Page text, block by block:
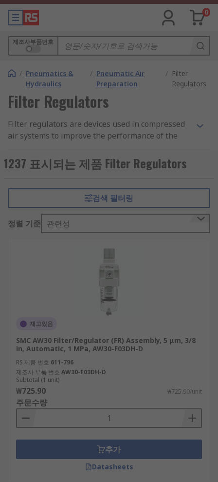
0
제조사부품번호
/ Pneumatics &
Hydraulics
/ Pneumatic Air
Preparation
/ Filter
Regulators
Filter Regulators
Filter regulators are devices used in compressed
air systems to improve the performance of the
functionalities of a filter and a regulator.
Pneumatic filter regulators are used in most
systems. Pneumatic filters and regulators can
also be purchased as separate units. Filter
regulator assemblies are in one unit which is
ideal for saving space while simplifying piping
regulators, control the flow of the air. The
control the output pressure which allows
you to maintain a constant air pressure.
They also ensure that air is not wasted in
the system.
Pneumatic Filtersremove contaminant
from the air flowing through the
system.This includes dust, dirt and water.
Filters ensure the air is clean before it
travels through a compressed air system.
The inlet and outlet ports refer to the connection
from the filter regulator to the rest of the system.
The port is given by type and size, for example G
1/8.
Where are filter regulators used?
1237 표시되는 제품 Filter Regulators
검색 필터링
정렬 기준 관련성
재고있음
SMC AW30 Filter/Regulator (FR) Assembly, 5 μm, 3/8
in, Automatic, 1 MPa, AW30-F03DH-D
RS 제품 번호 611-796
제조사 부품 번호 AW30-F03DH-D
Subtotal (1 unit)
₩725.90 ₩725.90/unit
주문수량
추가
Datasheets